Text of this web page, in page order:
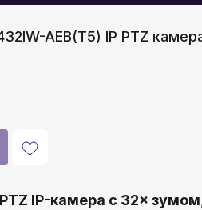
AEB(T5) IP PTZ
IP-камера с 32×